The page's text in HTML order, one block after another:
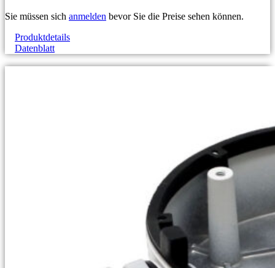
Sie müssen sich anmelden bevor Sie die Preise sehen können.
Produktdetails
Datenblatt